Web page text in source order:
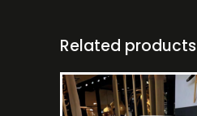
Related products